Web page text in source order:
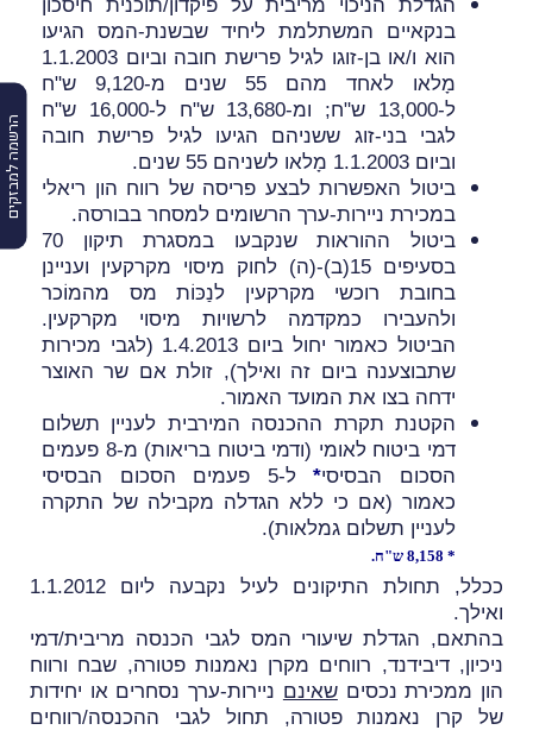
הרשמה למבזקים
הגדלת הניכוי מריבית על פיקדון/תוכנית חיסכון
בנקאיים המשתלמת ליחיד שבשנת-המס הגיעו
הוא ו/או בן-זוגו לגיל פרישת חובה וביום 1.1.2003
מָלאו לאחד מהם 55 שנים מ-9,120 ש"ח
ל-13,000 ש"ח; ומ-13,680 ש"ח ל-16,000 ש"ח
לגבי בני-זוג ששניהם הגיעו לגיל פרישת חובה
וביום 1.1.2003 מָלאו לשניהם 55 שנים.
ביטול האפשרות לבצע פריסה של רווח הון ריאלי
במכירת ניירות-ערך הרשומים למסחר בבורסה.
ביטול ההוראות שנקבעו במסגרת תיקון 70
בסעיפים 15(ב)-(ה) לחוק מיסוי מקרקעין ועניינן
בחובת רוכשי מקרקעין לנַכּוֹת מס מהמוֹכר
ולהעבירו כמקדמה לרשויות מיסוי מקרקעין.
הביטול כאמור יחול ביום 1.4.2013 (לגבי מכירות
שתבוצענה ביום זה ואילך), זולת אם שר האוצר
ידחה בצו את המועד האמור.
הקטנת תקרת ההכנסה המירבית לעניין תשלום
דמי ביטוח לאומי (ודמי ביטוח בריאות) מ-8 פעמים
הסכום הבסיסי*
ל-5 פעמים הסכום הבסיסי
כאמור (אם כי ללא הגדלה מקבילה של התקרה
לעניין תשלום גמלאות).
* 8,158 ש"ח.
ככלל, תחולת התיקונים לעיל נקבעה ליום 1.1.2012
ואילך.
בהתאם, הגדלת שיעורי המס לגבי הכנסה מריבית/דמי
ניכיון, דיבידנד, רווחים מקרן נאמנות פטורה, שבח ורווח
הון ממכירת נכסיםשאינם ניירות-ערך נסחרים או יחידות
של קרן נאמנות פטורה, תחול לגבי ההכנסה/רווחים